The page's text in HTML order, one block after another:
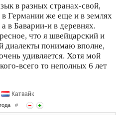
в разных странах-свой,
Германии же еще и в землях
а в Баварии-и в деревнях.
что я швейцарский и
диалекты понимаю вполне,
удивляется. Хотя мой
всего то неполных 6 лет
Катвайк
#